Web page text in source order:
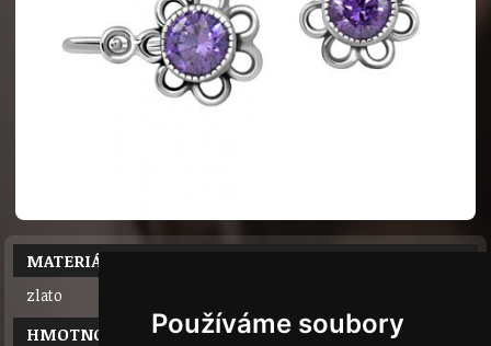
Používáme soubory
MATERIÁL
zlato
HMOTNOST